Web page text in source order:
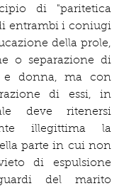
di "paritetica
entrambi i coniugi
della prole,
o separazione di
donna, ma con
di essi, in
deve ritenersi
illegittima la
parte in cui non
di espulsione
del marito